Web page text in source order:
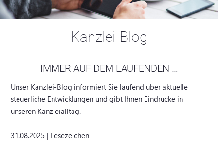
Kanzlei-Blog
IMMER AUF DEM LAUFENDEN …
Unser Kanzlei-Blog informiert Sie laufend über aktuelle
steuerliche Entwicklungen und gibt Ihnen Eindrücke in
unseren Kanzleialltag.
31.08.2025 | Lesezeichen